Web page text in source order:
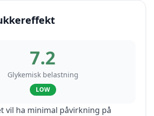
7.2
Glykemisk belastning
LOW
vil ha minimal påvirkning på